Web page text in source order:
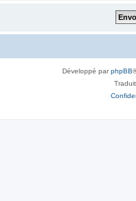
Développé parphpBB